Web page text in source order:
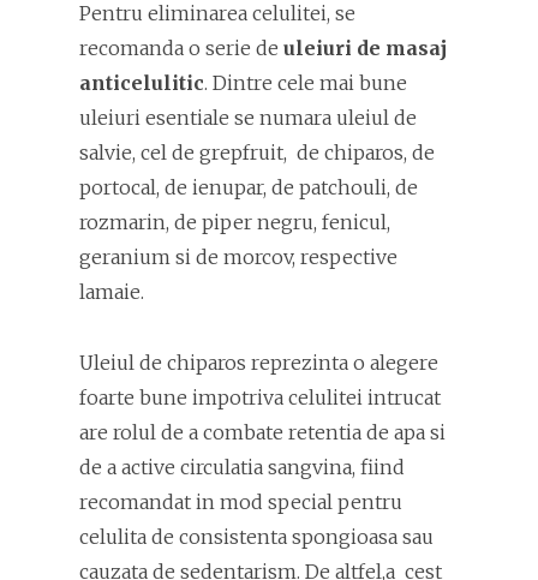
Pentru eliminarea celulitei, se
recomanda o serie de uleiuri de masaj
anticelulitic. Dintre cele mai bune
uleiuri esentiale se numara uleiul de
salvie, cel de grepfruit, de chiparos, de
portocal, de ienupar, de patchouli, de
rozmarin, de piper negru, fenicul,
geranium si de morcov, respective
lamaie.
Uleiul de chiparos reprezinta o alegere
foarte bune impotriva celulitei intrucat
are rolul de a combate retentia de apa si
de a active circulatia sangvina, fiind
recomandat in mod special pentru
celulita de consistenta spongioasa sau
cauzata de sedentarism. De altfel,a cest